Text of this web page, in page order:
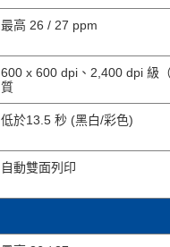
最高 26 / 27 ppm
600 x 600 dpi、2,400 dpi 級
質
低於13.5 秒 (黑白/彩色)
自動雙面列印